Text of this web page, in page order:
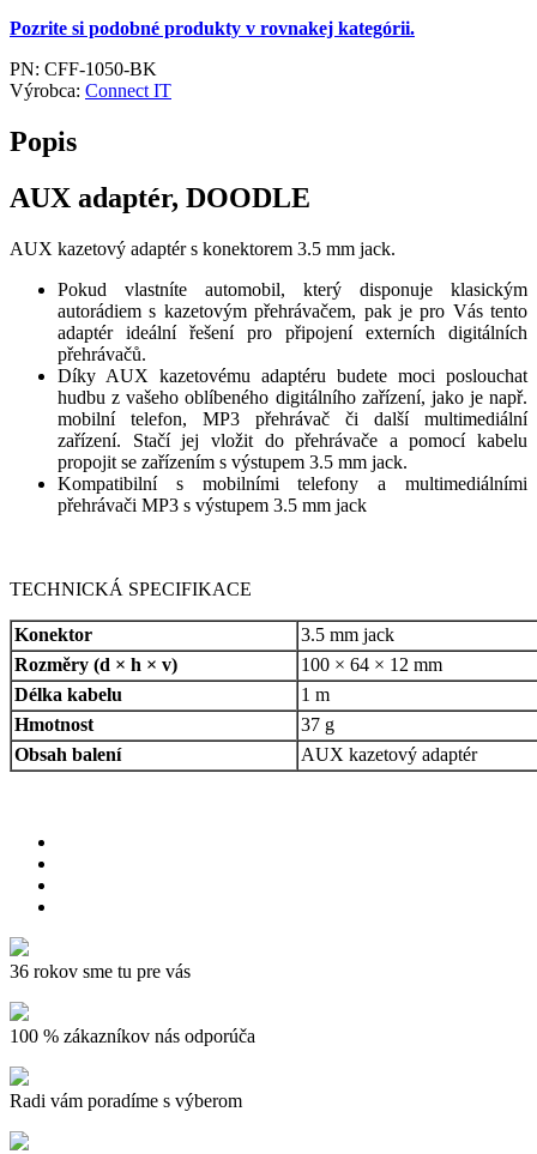
Pozrite si podobné produkty v rovnakej kategórii.
PN: CFF-1050-BK
Výrobca: Connect IT
Popis
AUX adaptér, DOODLE
AUX kazetový adaptér s konektorem 3.5 mm jack.
Pokud vlastníte automobil, který disponuje klasickým
autorádiem s kazetovým přehrávačem, pak je pro Vás tento
adaptér ideální řešení pro připojení externích digitálních
přehrávačů.
Díky AUX kazetovému adaptéru budete moci poslouchat
hudbu z vašeho oblíbeného digitálního zařízení, jako je např.
mobilní telefon, MP3 přehrávač či další multimediální
zařízení. Stačí jej vložit do přehrávače a pomocí kabelu
propojit se zařízením s výstupem 3.5 mm jack.
Kompatibilní s mobilními telefony a multimediálními
přehrávači MP3 s výstupem 3.5 mm jack
TECHNICKÁ SPECIFIKACE
Konektor
3.5 mm jack
Rozměry (d × h × v)
100 × 64 × 12 mm
Délka kabelu
1 m
Hmotnost
37 g
Obsah balení
AUX kazetový adaptér
36 rokov sme tu pre vás
100 % zákazníkov nás odporúča
Radi vám poradíme s výberom